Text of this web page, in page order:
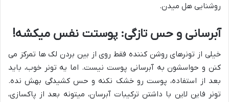
روشنایی هل میدن.
آبرسانی و حس تازگی: پوستت نفس میکشه!
خیلی از تونرهای روشن کننده فقط روی از بین بردن لک ها تمرکز می
کنن و حواسشون به آبرسانی پوست نیست. اما یه تونر خوب، باید
بعد از استفاده، پوست رو خشک نکنه و حس کشیدگی بهش نده.
تونر فاین لاین با داشتن ترکیبات آبرسان، میتونه بعد از پاکسازی،